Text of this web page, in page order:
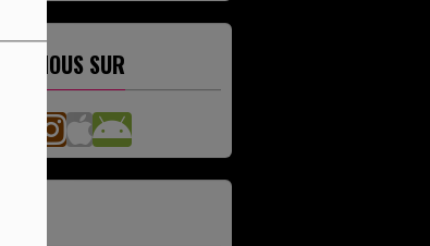
NOUS SUR